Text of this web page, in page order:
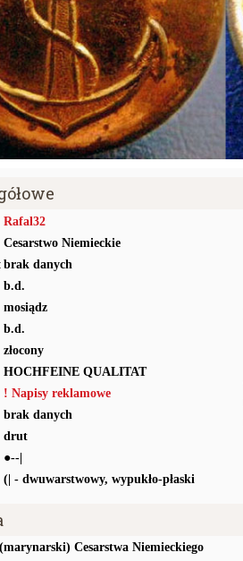
Rafal32
Cesarstwo Niemieckie
brak danych
b.d.
mosiądz
b.d.
złocony
HOCHFEINE QUALITAT
! Napisy reklamowe
brak danych
drut
●--|
(| - dwuwarstwowy, wypukło-płaski
Cesarstwa Niemieckiego